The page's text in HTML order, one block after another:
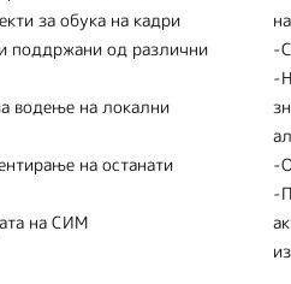
за обука на кадри
поддржани од различни
водење на локални
на останати
на СИМ
-
-
-
-